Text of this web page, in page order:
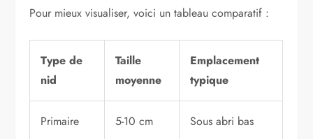
Pour mieux visualiser, voici un tableau comparatif :
Type de
nid
Taille
moyenne
Emplacement
typique
Primaire 5-10 cm Sous abri bas